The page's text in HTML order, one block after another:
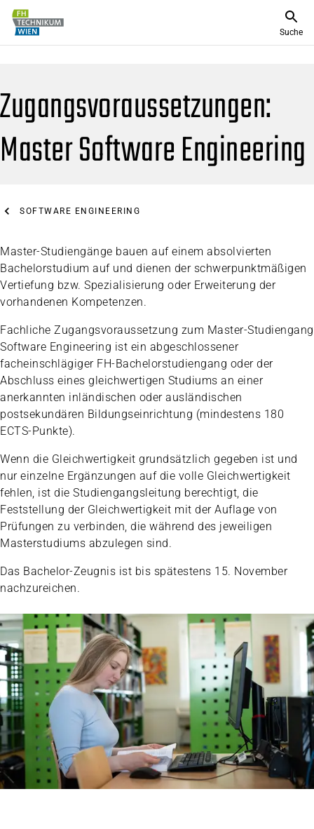
Suche
Zugangsvoraussetzungen:
Master Software Engineering
SOFTWARE ENGINEERING
Master-Studiengänge bauen auf einem absolvierten
Bachelorstudium auf und dienen der schwerpunktmäßigen
Vertiefung bzw. Spezialisierung oder Erweiterung der
vorhandenen Kompetenzen.
Fachliche Zugangsvoraussetzung zum Master-Studiengang
Software Engineering ist ein abgeschlossener
facheinschlägiger FH-Bachelorstudiengang oder der
Abschluss eines gleichwertigen Studiums an einer
anerkannten inländischen oder ausländischen
postsekundären Bildungseinrichtung (mindestens 180
ECTS-Punkte).
Wenn die Gleichwertigkeit grundsätzlich gegeben ist und
nur einzelne Ergänzungen auf die volle Gleichwertigkeit
fehlen, ist die Studiengangsleitung berechtigt, die
Feststellung der Gleichwertigkeit mit der Auflage von
Prüfungen zu verbinden, die während des jeweiligen
Masterstudiums abzulegen sind.
Das Bachelor-Zeugnis ist bis spätestens 15. November
nachzureichen.